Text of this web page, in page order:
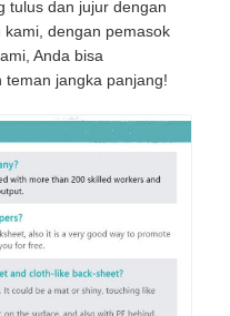
tulus dan jujur dengan
dengan pemasok
Anda bisa
jangka panjang!